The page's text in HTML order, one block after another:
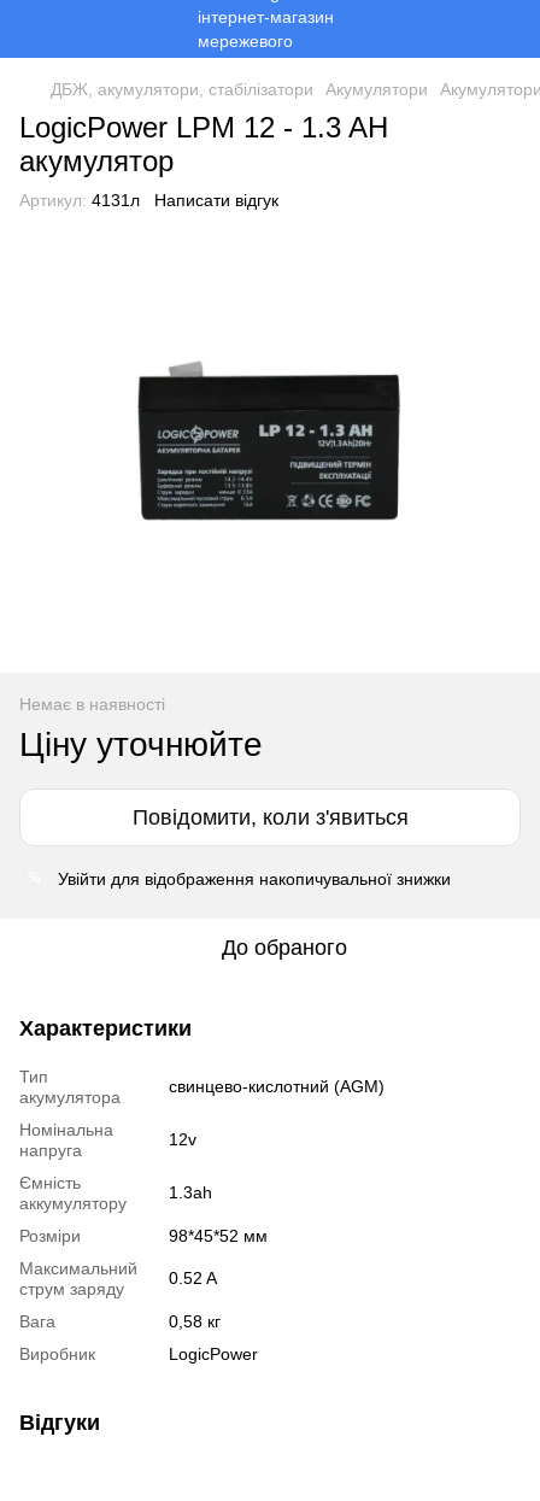
ДБЖ, акумулятори, стабілізатори Акумулятори
LogicPower LPM 12 - 1.3 AH
акумулятор
Артикул: 4131л Написати відгук
Немає в наявності
Ціну уточнюйте
Повідомити, коли з'явиться
Увійти для відображення накопичувальної знижки
До обраного
Характеристики
Тип
акумулятора
свинцево-кислотний (AGM)
Номінальна
напруга
12v
Ємність
аккумулятору
1.3ah
Розміри
98*45*52 мм
Максимальний
струм заряду
0.52 A
Вага
0,58 кг
Виробник
LogicPower
Відгуки